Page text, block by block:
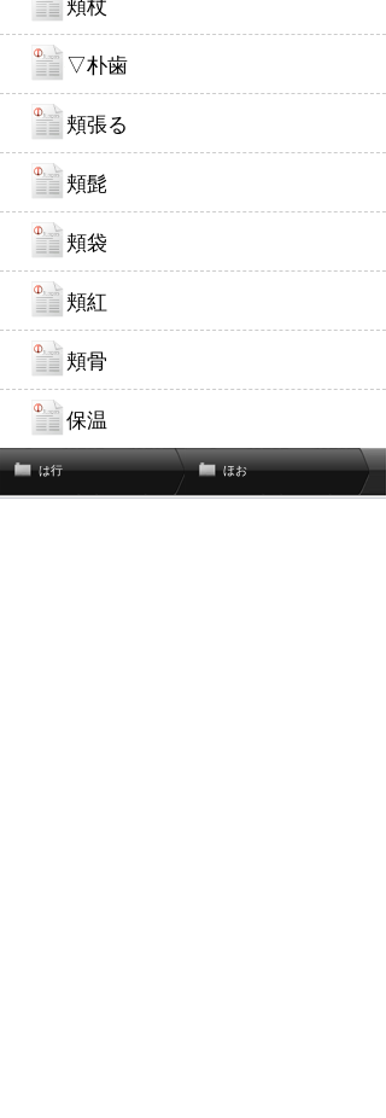
頬杖
▽朴歯
頬張る
頬髭
頬袋
頬紅
頬骨
保温
は行 ほお